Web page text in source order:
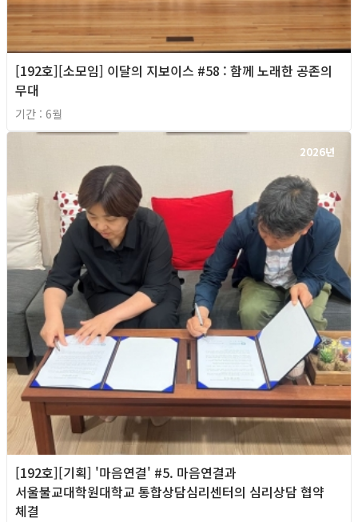
[192호][소모임] 이달의 지보이스 #58 : 함께 노래한 공존의
무대
기간 : 6월
2026년
[192호][기획] '마음연결' #5. 마음연결과
서울불교대학원대학교 통합상담심리센터의 심리상담 협약
체결